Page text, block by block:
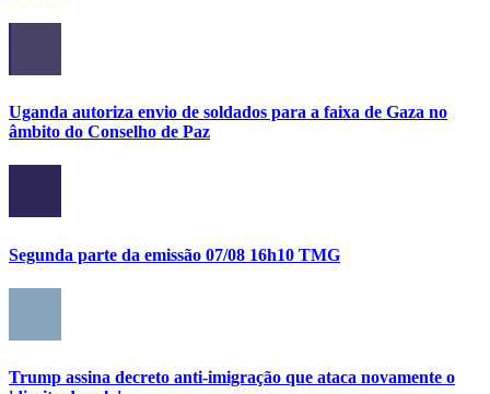
Uganda autoriza envio de soldados para a faixa de Gaza no
âmbito do Conselho de Paz
Segunda parte da emissão 07/08 16h10 TMG
Trump assina decreto anti-imigração que ataca novamente o